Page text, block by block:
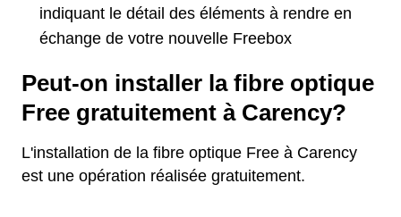
indiquant le détail des éléments à rendre en
échange de votre nouvelle Freebox
Peut-on installer la fibre optique
Free gratuitement à Carency?
L'installation de la fibre optique Free à Carency
est une opération réalisée gratuitement.